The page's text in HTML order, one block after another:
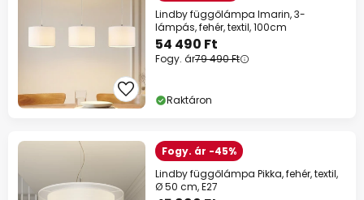
Lindby függőlámpa Imarin, 3-
lámpás, fehér, textil, 100cm
54 490 Ft
Fogy. ár79 490 Ft
Raktáron
Fogy. ár -45%
Lindby függőlámpa Pikka, fehér, textil,
Ø 50 cm, E27